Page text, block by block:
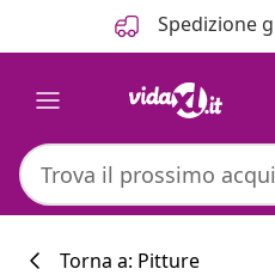
Spedizione
Torna a: Pitture